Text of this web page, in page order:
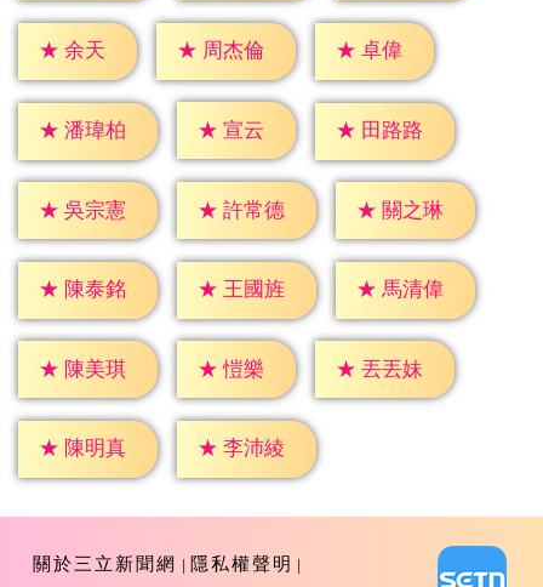
★ 余天 ★ 周杰倫 ★ 卓偉
★ 潘瑋柏 ★ 宣云 ★ 田路路
★ 吳宗憲 ★ 許常德 ★ 關之琳
★ 陳泰銘 ★ 王國旌 ★ 馬清偉
★ 陳美琪 ★ 愷樂 ★ 丟丟妹
★ 陳明真 ★ 李沛綾
關於三立新聞網 隱私權聲明